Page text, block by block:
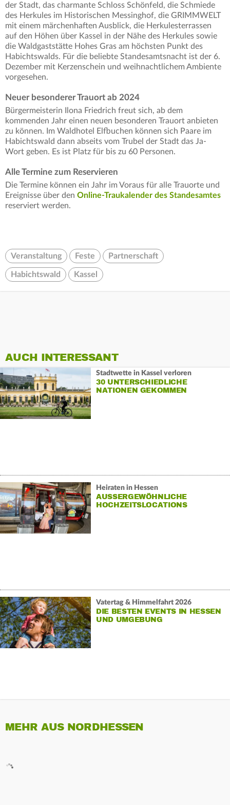
der Stadt, das charmante Schloss Schönfeld, die Schmiede
des Herkules im Historischen Messinghof, die GRIMMWELT
mit einem märchenhaften Ausblick, die Herkulesterrassen
auf den Höhen über Kassel in der Nähe des Herkules sowie
die Waldgaststätte Hohes Gras am höchsten Punkt des
Habichtswalds. Für die beliebte Standesamtsnacht ist der 6.
Dezember mit Kerzenschein und weihnachtlichem Ambiente
vorgesehen.
Neuer besonderer Trauort ab 2024
Bürgermeisterin Ilona Friedrich freut sich, ab dem
kommenden Jahr einen neuen besonderen Trauort anbieten
zu können. Im Waldhotel Elfbuchen können sich Paare im
Habichtswald dann abseits vom Trubel der Stadt das Ja-
Wort geben. Es ist Platz für bis zu 60 Personen.
Alle Termine zum Reservieren
Die Termine können ein Jahr im Voraus für alle Trauorte und
Ereignisse über den Online-Traukalender des Standesamtes
reserviert werden.
Veranstaltung Feste Partnerschaft
Habichtswald Kassel
AUCH INTERESSANT
Stadtwette in Kassel verloren
30 UNTERSCHIEDLICHE
NATIONEN GEKOMMEN
Heiraten in Hessen
AUSSERGEWÖHNLICHE H
OCHZEITSLOCATIONS
Vatertag & Himmelfahrt 2026
DIE BESTEN EVENTS IN HESSEN
UND UMGEBUNG
MEHR AUS NORDHESSEN